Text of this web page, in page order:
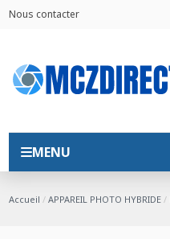
Nous contacter
MENU
Accueil APPAREIL PHOTO HYBRIDE